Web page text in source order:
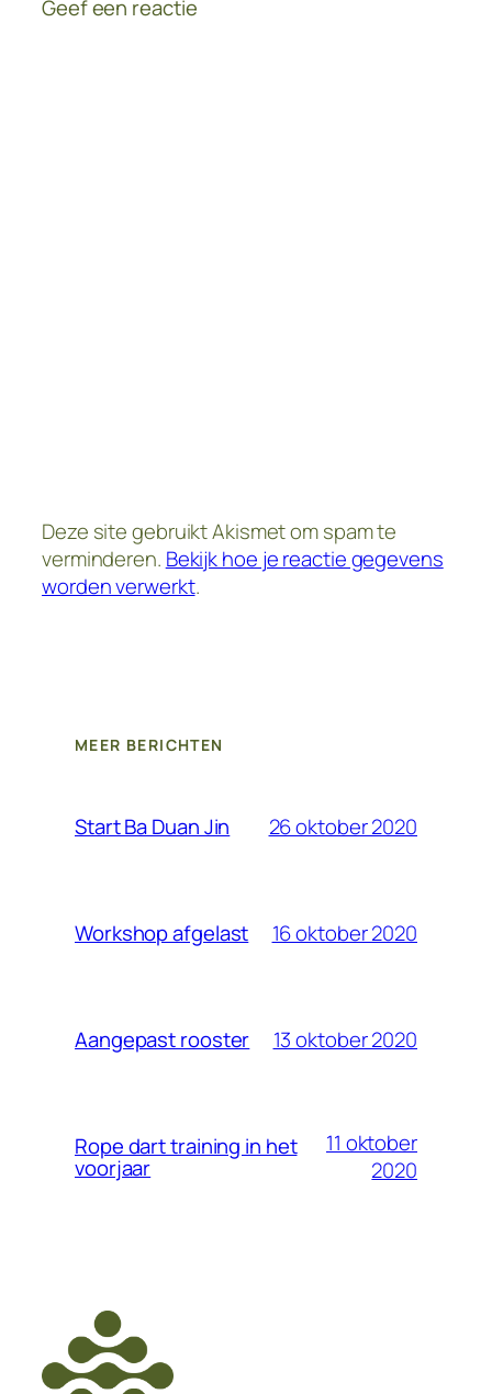
Geef een reactie
Deze site gebruikt Akismet om spam te
verminderen. Bekijk hoe je reactie gegevens
worden verwerkt.
MEER BERICHTEN
Start Ba Duan Jin 26 oktober 2020
Workshop afgelast 16 oktober 2020
Aangepast rooster 13 oktober 2020
Rope dart training in het
voorjaar
11 oktober
2020